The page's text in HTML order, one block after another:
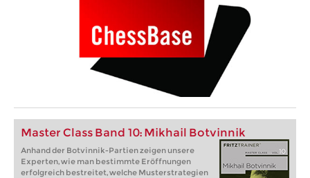
Master Class Band 10: Mikhail Botvinnik
Anhand der Botvinnik-Partien zeigen unsere
Experten, wie man bestimmte Eröffnungen
erfolgreich bestreitet, welche Musterstrategien